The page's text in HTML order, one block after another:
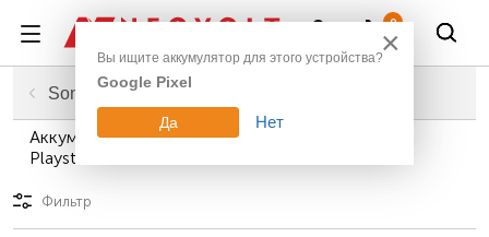
0
Главная
Смартфоны, планшеты, гаджеты
Аккумуляторы для игровых приставок
Sony
Аккумуляторы для игровых приставок Sony
Playstation 3
Фильтр
×
Вы ищите аккумулятор для этого устройства?
Google Pixel
Да Нет